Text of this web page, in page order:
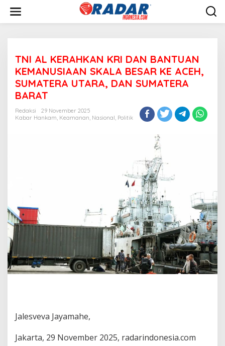
w
TNI AL KERAHKAN KRI DAN BANTUAN
KEMANUSIAAN SKALA BESAR KE ACEH,
SUMATERA UTARA, DAN SUMATERA
BARAT
Redaksi
29 November 2025
Kabar Hankam, Keamanan, Nasional, Politik
Jalesveva Jayamahe,
Jakarta, 29 November 2025, radarindonesia.com